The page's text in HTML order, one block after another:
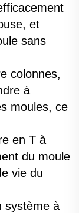
et
sans
colonnes,
à
moules, ce
en T à
du moule
vie du
système à